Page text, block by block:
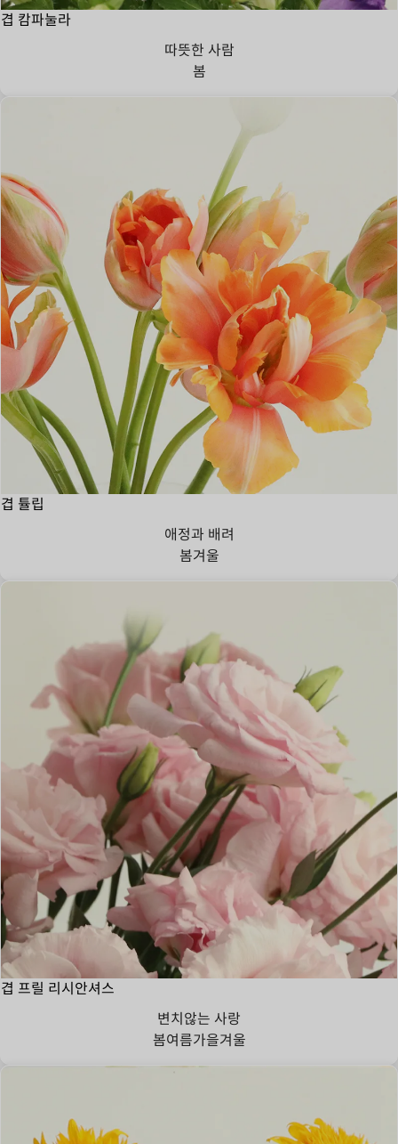
겹 캄파눌라
따뜻한 사람
봄
겹 튤립
애정과 배려
봄겨울
겹 프릴 리시안셔스
변치않는 사랑
봄여름가을겨울